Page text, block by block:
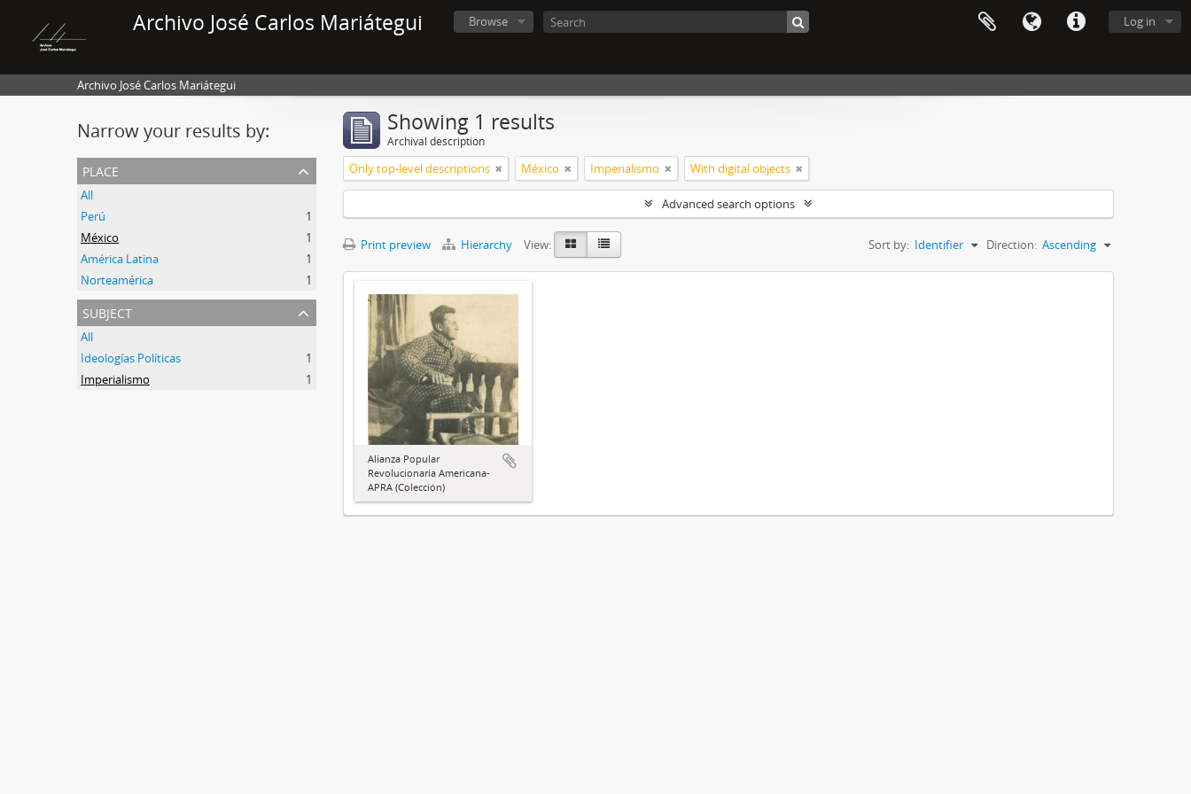
Archivo José Carlos Mariátegui Log in
Browse
Archivo José Carlos Mariátegui
Narrow your results by:
place
All
Perú
1
México
1
América Latina
1
Norteamérica
1
subject
All
Ideologías Políticas
1
Imperialismo
1
Showing 1 results
Archival description
Only top-level descriptions México Imperialismo With digital objects
Advanced search options
Print preview Hierarchy View: Sort by: Identifier Direction: Ascending
Alianza Popular
Revolucionaria Americana-
APRA (Colección)